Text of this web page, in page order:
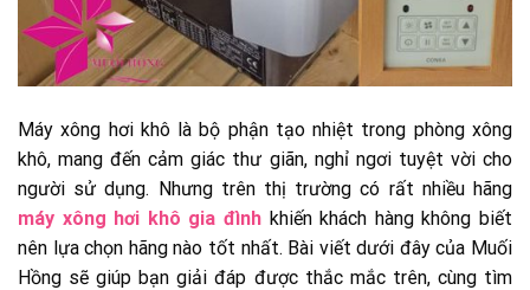
Máy xông hơi khô là bộ phận tạo nhiệt trong phòng xông
khô, mang đến cảm giác thư giãn, nghỉ ngơi tuyệt vời cho
người sử dụng. Nhưng trên thị trường có rất nhiều hãng
máy xông hơi khô gia đình khiến khách hàng không biết
nên lựa chọn hãng nào tốt nhất. Bài viết dưới đây của Muối
Hồng sẽ giúp bạn giải đáp được thắc mắc trên, cùng tìm